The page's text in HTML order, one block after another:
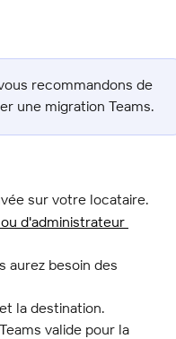
recommandons de
une migration Teams.
sur votre locataire.
d'administrateur
aurez besoin des
la destination.
valide pour la